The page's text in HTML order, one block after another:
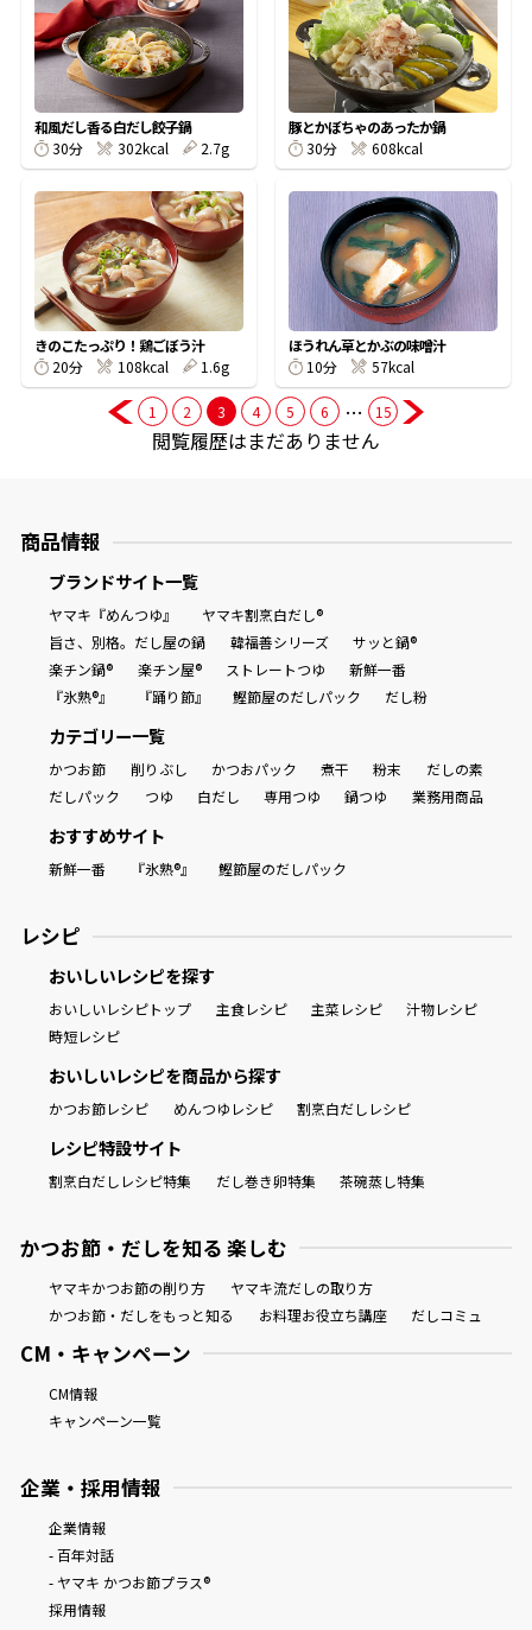
商品情報一覧
新鮮一番
氷熟®︎
だしパック
和風だし香る白だし餃子鍋
30分
302kcal 2.7g
豚とかぼちゃのあったか鍋
30分
608kcal
きのこたっぷり！鶏ごぼう汁
20分
108kcal 1.6g
ほうれん草とかぶの味噌汁
10分
57kcal
1 2 3 4 5 6 … 15
閲覧履歴はまだありません
商品情報
ブランドサイト一覧
ヤマキ『めんつゆ』
ヤマキ割烹白だし®
旨さ、別格。だし屋の鍋
韓福善シリーズ
サッと鍋®
楽チン鍋®
楽チン屋® ストレートつゆ
新鮮一番
『氷熟®』
『踊り節』 鰹節屋のだしパック だし粉
カテゴリー一覧
かつお節 削りぶし かつおパック 煮干 粉末
だしの素
だしパック
つゆ 白だし 専用つゆ 鍋つゆ 業務用商品
おすすめサイト
新鮮一番 『氷熟®』 鰹節屋のだしパック
レシピ
おいしいレシピを探す
おいしいレシピトップ 主食レシピ 主菜レシピ
汁物レシピ
時短レシピ
おいしいレシピを商品から探す
かつお節レシピ めんつゆレシピ 割烹白だしレシピ
レシピ特設サイト
割烹白だしレシピ特集 だし巻き卵特集 茶碗蒸し特集
かつお節・だしを知る 楽しむ
ヤマキかつお節の削り方
ヤマキ流だしの取り方
かつお節・だしをもっと知る
お料理お役立ち講座 だしコミュ
CM・キャンペーン
CM情報
キャンペーン一覧
企業・採用情報
企業情報
- 百年対話
- ヤマキ かつお節プラス®
採用情報